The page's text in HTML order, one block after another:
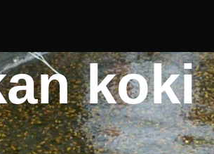
koki
BACA BERDASARKAN